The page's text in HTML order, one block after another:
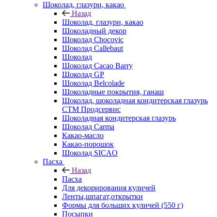
Шоколад, глазури, какао
Назад
Шоколад, глазури, какао
Шоколадный декор
Шоколад Chocovic
Шоколад Callebaut
Шоколад
Шоколад Cacao Barry
Шоколад GP
Шоколад Belcolade
Шоколадные покрытия, ганаш
Шоколад, шоколадная кондитерская глазурь
СТМ Продсервис
Шоколадная кондитерская глазурь
Шоколад Carma
Какао-масло
Какао-порошок
Шоколад SICAO
Пасха
Назад
Пасха
Для декорирования куличей
Ленты,шпагат,открытки
Формы для больших куличей (550 г)
Посыпки